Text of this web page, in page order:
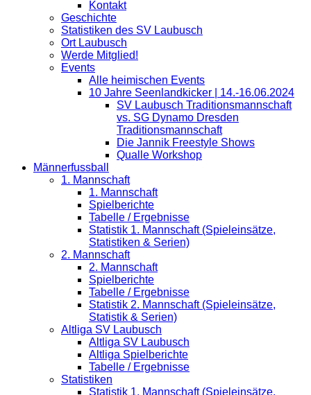
Kontakt
Geschichte
Statistiken des SV Laubusch
Ort Laubusch
Werde Mitglied!
Events
Alle heimischen Events
10 Jahre Seenlandkicker | 14.-16.06.2024
SV Laubusch Traditionsmannschaft
vs. SG Dynamo Dresden
Traditionsmannschaft
Die Jannik Freestyle Shows
Qualle Workshop
Männerfussball
1. Mannschaft
1. Mannschaft
Spielberichte
Tabelle / Ergebnisse
Statistik 1. Mannschaft (Spieleinsätze,
Statistiken & Serien)
2. Mannschaft
2. Mannschaft
Spielberichte
Tabelle / Ergebnisse
Statistik 2. Mannschaft (Spieleinsätze,
Statistik & Serien)
Altliga SV Laubusch
Altliga SV Laubusch
Altliga Spielberichte
Tabelle / Ergebnisse
Statistiken
Statistik 1. Mannschaft (Spieleinsätze,